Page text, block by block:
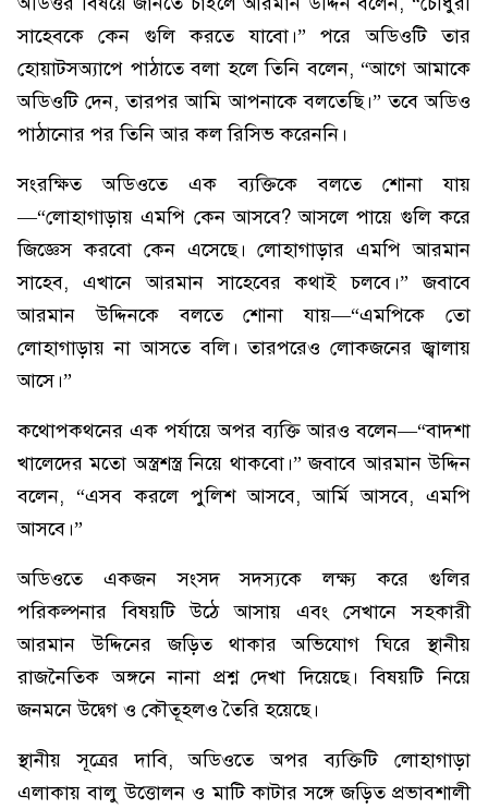
সাহেবকে কেন গুলি করতে যাবো।” পরে অডিওটি তার
হোয়াটসঅ্যাপে পাঠাতে বলা হলে তিনি বলেন, “আগে আমাকে
অডিওটি দেন, তারপর আমি আপনাকে বলতেছি।” তবে অডিও
পাঠানোর পর তিনি আর কল রিসিভ করেননি।
সংরক্ষিত অডিওতে এক ব্যক্তিকে বলতে শোনা যায়
—“লোহাগাড়ায় এমপি কেন আসবে? আসলে পায়ে গুলি করে
জিজ্ঞেস করবো কেন এসেছে। লোহাগাড়ার এমপি আরমান
সাহেব, এখানে আরমান সাহেবের কথাই চলবে।” জবাবে
আরমান উদ্দিনকে বলতে শোনা যায়—“এমপিকে তো
লোহাগাড়ায় না আসতে বলি। তারপরেও লোকজনের জ্বালায়
আসে।”
কথোপকথনের এক পর্যায়ে অপর ব্যক্তি আরও বলেন—“বাদশা
খালেদের মতো অস্ত্রশস্ত্র নিয়ে থাকবো।” জবাবে আরমান উদ্দিন
বলেন, “এসব করলে পুলিশ আসবে, আর্মি আসবে, এমপি
আসবে।”
অডিওতে একজন সংসদ সদস্যকে লক্ষ্য করে গুলির
পরিকল্পনার বিষয়টি উঠে আসায় এবং সেখানে সহকারী
আরমান উদ্দিনের জড়িত থাকার অভিযোগ ঘিরে স্থানীয়
রাজনৈতিক অঙ্গনে নানা প্রশ্ন দেখা দিয়েছে। বিষয়টি নিয়ে
জনমনে উদ্বেগ ও কৌতূহলও তৈরি হয়েছে।
স্থানীয় সূত্রের দাবি, অডিওতে অপর ব্যক্তিটি লোহাগাড়া
এলাকায় বালু উত্তোলন ও মাটি কাটার সঙ্গে জড়িত প্রভাবশালী